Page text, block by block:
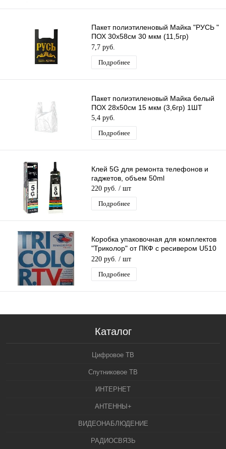
Пакет полиэтиленовый Майка "РУСЬ "
ПОХ 30х58см 30 мкм (11,5гр)
/50шт/750 шт*меш, 1ШТ.
7,7 руб.
Подробнее
Пакет полиэтиленовый Майка белый
ПОХ 28х50см 15 мкм (3,6гр) 1ШТ
5,4 руб.
Подробнее
Клей 5G для ремонта телефонов и
гаджетов, объем 50ml
220 руб. / шт
Подробнее
Коробка упаковочная для комплектов
"Триколор" от ПКФ с ресивером U510
Европа без картонных прокладок
220 руб. / шт
Подробнее
Каталог
Цифровое ТВ
Спутниковое ТВ
ИНТЕРНЕТ
АНТЕННЫ+
ВИДЕОНАБЛЮДЕНИЕ
РАДИОСВЯЗЬ